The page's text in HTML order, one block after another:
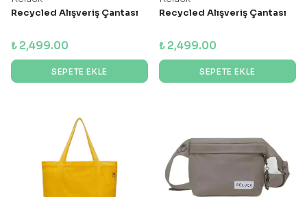
Recycled Alışveriş Çantası
₺ 2,499.00
SEPETE EKLE
Recycled Alışveriş Çantası
₺ 2,499.00
SEPETE EKLE